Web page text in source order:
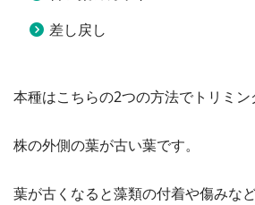
差し戻し
本種はこちらの2つの方法でトリミン
株の外側の葉が古い葉です。
葉が古くなると藻類の付着や傷みな